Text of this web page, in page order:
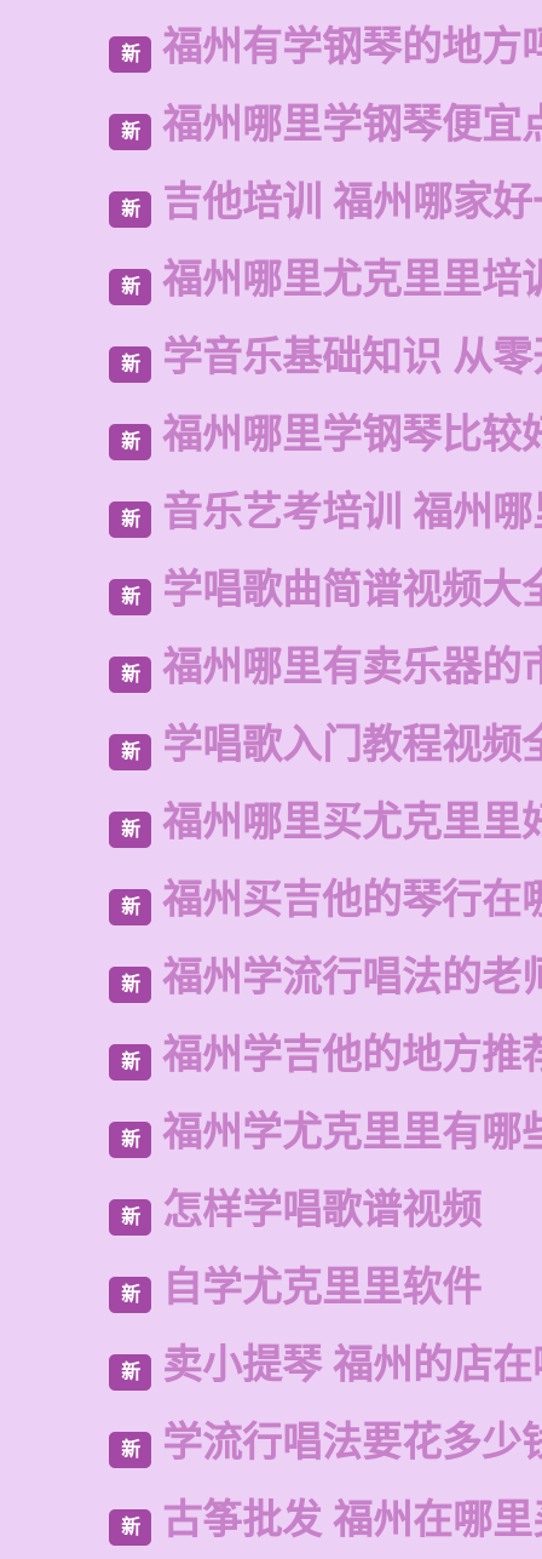
新 福州有学钢琴的地方
新 福州哪里学钢琴便宜
新 吉他培训 福州哪家
新 福州哪里尤克里里培
新 学音乐基础知识 从
新 福州哪里学钢琴比较
新 音乐艺考培训 福州
新 学唱歌曲简谱视频大
新 福州哪里有卖乐器的
新 学唱歌入门教程视频
新 福州哪里买尤克里里
新 福州买吉他的琴行在
新 福州学流行唱法的老
新 福州学吉他的地方推
新 福州学尤克里里有哪
新 怎样学唱歌谱视频
新 自学尤克里里软件
新 卖小提琴 福州的店
新 学流行唱法要花多少
新 古筝批发 福州在哪